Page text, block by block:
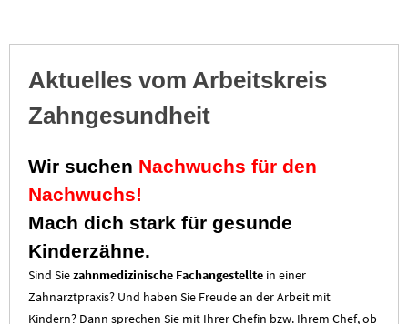
Aktuelles vom Arbeitskreis
Zahngesundheit
Wir suchen Nachwuchs für den
Nachwuchs!
Mach dich stark für gesunde
Kinderzähne.
Sind Siezahnmedizinische Fachangestellte in einer
Zahnarztpraxis? Und haben Sie Freude an der Arbeit mit
Kindern? Dann sprechen Sie mit Ihrer Chefin bzw. Ihrem Chef, ob